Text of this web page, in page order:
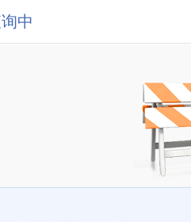
中